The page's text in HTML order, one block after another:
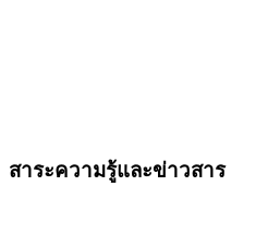
สาระความรู้และข่าวสาร